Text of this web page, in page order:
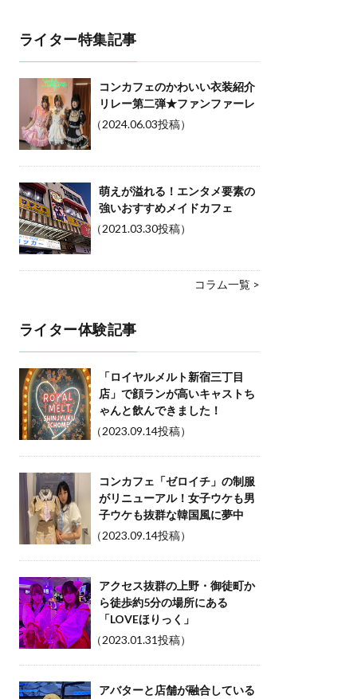
ライター特集記事
コンカフェのかわいい衣装紹介
リレー第二弾★ファンファーレ
（2024.06.03投稿）
萌えが溢れる！エンタメ要素の
強いおすすめメイドカフェ
（2021.03.30投稿）
コラム一覧 >
ライター体験記事
「ロイヤルメルト新宿三丁目
店」で顔ランが高いキャストち
ゃんと飲んできました！
（2023.09.14投稿）
コンカフェ「ゼロイチ」の制服
がリニューアル！女子ウケも男
子ウケも抜群な韓国風に夢中
（2023.09.14投稿）
アクセス抜群の上野・御徒町か
ら徒歩約5分の場所にある
「LOVEほりっく」
（2023.01.31投稿）
アバターと店舗が融合している